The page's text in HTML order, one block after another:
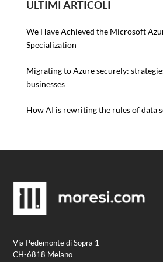
ULTIMI ARTICOLI
We Have Achieved the Microsoft
Specialization
Migrating to Azure securely:
businesses
How AI is rewriting the rules of data
Via Pedemonte di Sopra 1
CH-6818 Melano